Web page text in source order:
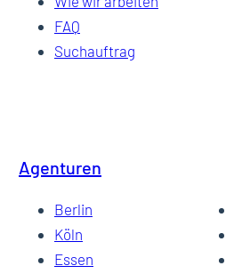
FAQ
Suchauftrag
Agenturen
Berlin
Köln
Essen